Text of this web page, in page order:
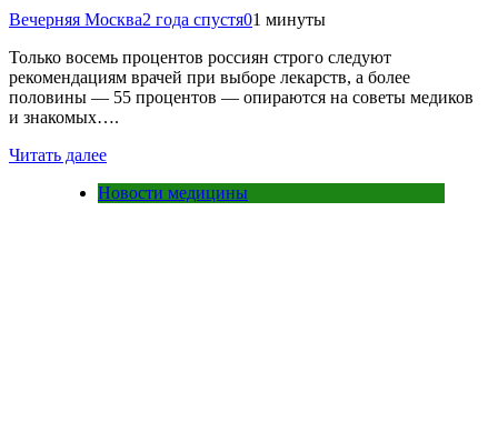
Вечерняя Москва2 года спустя01 минуты
Только восемь процентов россиян строго следуют
рекомендациям врачей при выборе лекарств, а более
половины — 55 процентов — опираются на советы медиков
и знакомых….
Читать далее
Новости медицины